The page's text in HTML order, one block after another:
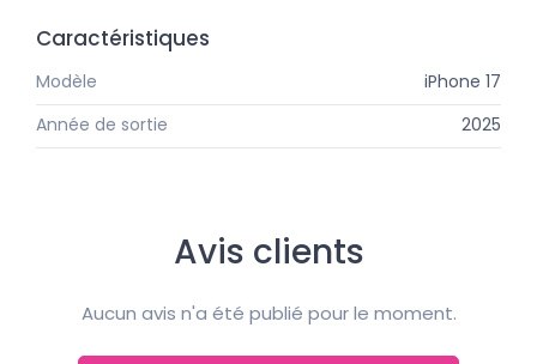
Caractéristiques
Modèle
iPhone 17
Année de sortie
2025
Avis clients
Aucun avis n'a été publié pour le moment.